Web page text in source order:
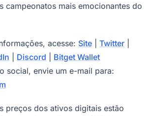
campeonatos mais emocionantes do
acesse: Site Twitter
Discord
Bitget Wallet
social, envie um e-mail para:
preços dos ativos digitais estão